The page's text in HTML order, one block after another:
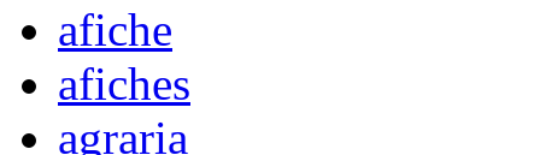
afiche
afiches
agraria